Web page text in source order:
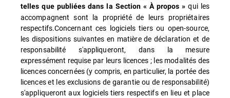
telles que publiées dans la Section « À propos » qui les
accompagnent sont la propriété de leurs propriétaires
respectifs.Concernant ces logiciels tiers ou open-source,
les dispositions suivantes en matière de déclaration et de
responsabilité s'appliqueront, dans la mesure
expressément requise par leurs licences ; les modalités des
licences concernées (y compris, en particulier, la portée des
licences et les exclusions de garantie ou de responsabilité)
s'appliqueront aux logiciels tiers respectifs en lieu et place